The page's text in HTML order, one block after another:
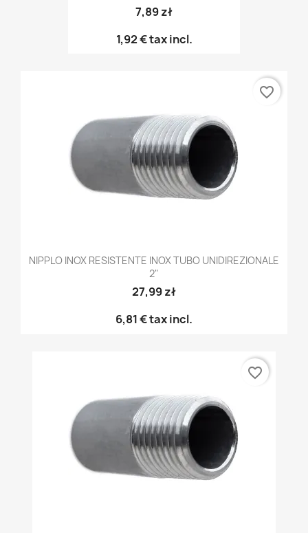
7,89 zł
1,92 €tax incl.
NIPPLO INOX RESISTENTE INOX TUBO UNIDIREZIONALE
2"
27,99 zł
6,81 €tax incl.
favorite_border
favorite_border